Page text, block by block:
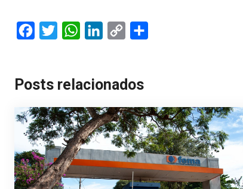
FacebookTwitterWhatsAppLinkedIn
Copy
Posts relacionados